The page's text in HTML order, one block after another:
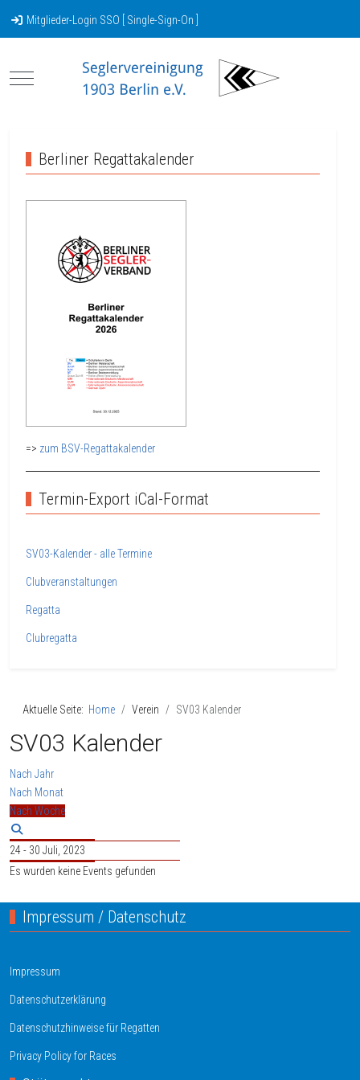
Mitglieder-Login SSO [ Single-Sign-On ]
Mobile Menu Toggle
Berliner Regattakalender
=> zum BSV-Regattakalender
Termin-Export iCal-Format
SV03-Kalender - alle Termine
Clubveranstaltungen
Regatta
Clubregatta
Aktuelle Seite: Home Verein SV03 Kalender
SV03 Kalender
Nach Jahr
Nach Monat
Nach Woche
24 - 30 Juli, 2023
Es wurden keine Events gefunden
Impressum / Datenschutz
Impressum
Datenschutzerklärung
Datenschutzhinweise für Regatten
Privacy Policy for Races